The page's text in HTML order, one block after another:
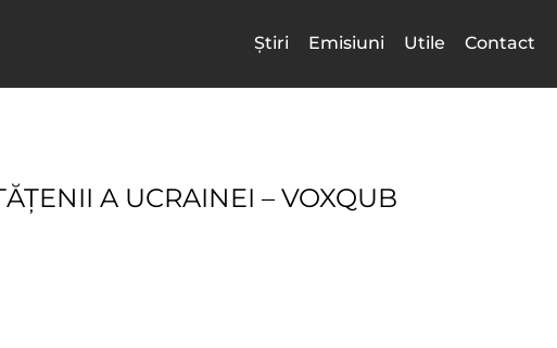
Știri Emisiuni Utile Contact
A UCRAINEI – VOXQUB